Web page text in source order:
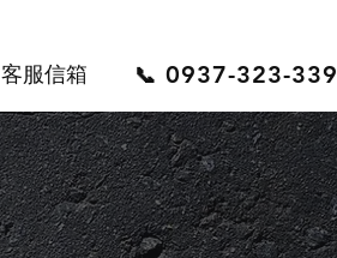
客服信箱 📞 0937-323-339